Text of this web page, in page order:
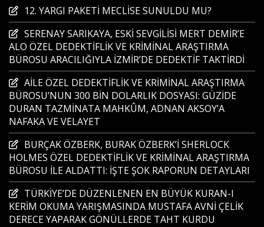
12. YARGI PAKETİ MECLİSE SUNULDU MU?
SERENAY SARIKAYA, ESKİ SEVGİLİSİ MERT DEMİR’E
ALO ÖZEL DEDEKTİFLİK VE KRİMİNAL ARAŞTIRMA
BÜROSU ARACILIĞIYLA İZMİR’DE DEDEKTİF TAKTİRDİ
AİLE ÖZEL DEDEKTİFLİK VE KRİMİNAL ARAŞTIRMA
BÜROSU’NUN 300 BİN DOLARLIK DOSYASI: GÜZİDE
DURAN TAZMİNATA MAHKÛM, ADNAN AKSOY’A
NAFAKA VE VELAYET
BURÇAK ÖZBERK, BURAK ÖZBERK’İ SHERLOCK
HOLMES ÖZEL DEDEKTİFLİK VE KRİMİNAL ARAŞTIRMA
BÜROSU İLE ALDATTI: İŞTE ŞOK RAPORUN DETAYLARI
TÜRKİYE’DE DÜZENLENEN EN BÜYÜK KURAN-I
KERİM OKUMA YARIŞMASINDA MUSTAFA AVNİ ÇELİK
DERECE YAPARAK GÖNÜLLERDE TAHT KURDU